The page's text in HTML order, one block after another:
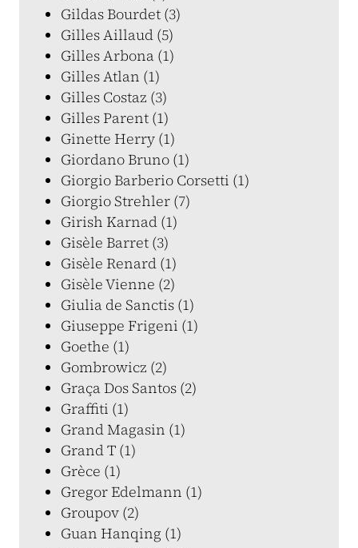
Gildas Bourdet (3)
Gilles Aillaud (5)
Gilles Arbona (1)
Gilles Atlan (1)
Gilles Costaz (3)
Gilles Parent (1)
Ginette Herry (1)
Giordano Bruno (1)
Giorgio Barberio Corsetti (1)
Giorgio Strehler (7)
Girish Karnad (1)
Gisèle Barret (3)
Gisèle Renard (1)
Gisèle Vienne (2)
Giulia de Sanctis (1)
Giuseppe Frigeni (1)
Goethe (1)
Gombrowicz (2)
Graça Dos Santos (2)
Graffiti (1)
Grand Magasin (1)
Grand T (1)
Grèce (1)
Gregor Edelmann (1)
Groupov (2)
Guan Hanqing (1)